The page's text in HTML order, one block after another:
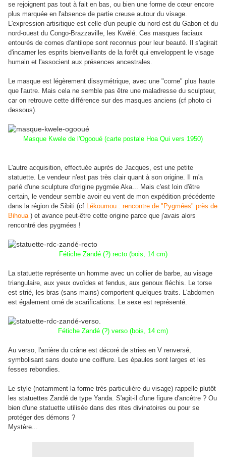
se rejoignent pas tout à fait en bas, ou bien une forme de cœur encore
plus marquée en l'absence de partie creuse autour du visage.
L'expression artisitique est celle d'un peuple du nord-est du Gabon et du
nord-ouest du Congo-Brazzaville, les Kwélé. Ces masques faciaux
entourés de cornes d'antilope sont reconnus pour leur beauté. Il s'agirait
d'incarner les esprits bienveillants de la forêt qui enveloppent le visage
humain et l'associent aux présences ancestrales.
Le masque est légèrement dissymétrique, avec une "corne" plus haute
que l'autre. Mais cela ne semble pas être une maladresse du sculpteur,
car on retrouve cette différence sur des masques anciens (cf photo ci
dessous).
Masque Kwele de l'Ogooué (carte postale Hoa Qui vers 1950)
L'autre acquisition, effectuée auprès de Jacques, est une petite
statuette. Le vendeur n'est pas très clair quant à son origine. Il m'a
parlé d'une sculpture d'origine pygmée Aka... Mais c'est loin d'être
certain, le vendeur semble avoir eu vent de mon expédition précédente
dans la région de Sibiti (cf Lékoumou : rencontre de "Pygmées" près de
Bihoua) et avance peut-être cette origine parce que j'avais alors
rencontré des pygmées !
Fétiche Zandé (?) recto (bois, 14 cm)
La statuette représente un homme avec un collier de barbe, au visage
triangulaire, aux yeux ovoïdes et fendus, aux genoux fléchis. Le torse
est strié, les bras (sans mains) comportent quelques traits. L'abdomen
est également orné de scarifications. Le sexe est représenté.
Fétiche Zandé (?) verso (bois, 14 cm)
Au verso, l'arrière du crâne est décoré de stries en V renversé,
symbolisant sans doute une coiffure. Les épaules sont larges et les
fesses rebondies.
Le style (notamment la forme très particulière du visage) rappelle plutôt
les statuettes Zandé de type Yanda. S'agit-il d'une figure d'ancêtre ? Ou
bien d'une statuette utilisée dans des rites divinatoires ou pour se
protéger des démons ?
Mystère...